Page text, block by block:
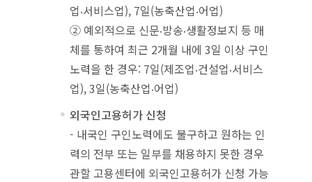
업‧서비스업), 7일(농축산업‧어업)
② 예외적으로 신문‧방송‧생활정보지 등 매
체를 통하여 최근 2개월 내에 3일 이상 구인
노력을 한 경우: 7일(제조업‧건설업‧서비스
업), 3일(농축산업‧어업)
외국인고용허가 신청
- 내국인 구인노력에도 불구하고 원하는 인
력의 전부 또는 일부를 채용하지 못한 경우
관할 고용센터에 외국인고용허가 신청 가능